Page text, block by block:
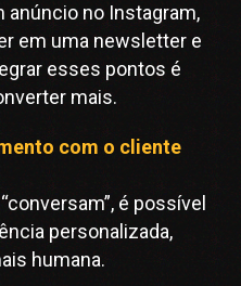
anúncio no Instagram,
em uma newsletter e
esses pontos é
mais.
com o cliente
é possível
personalizada,
humana.